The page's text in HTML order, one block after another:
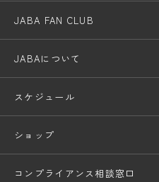
JABA FAN CLUB
JABAについて
スケジュール
ショップ
コンプライアンス相談窓口